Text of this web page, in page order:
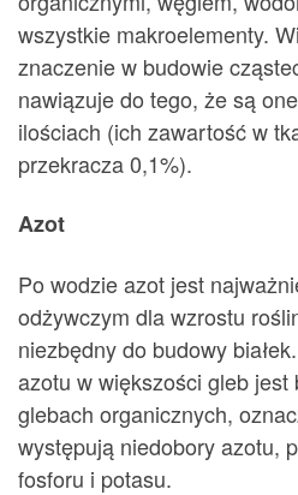
wszystkie makroelementy.
znaczenie w budowie
nawiązuje do tego, że są
ilościach (ich zawartość w
przekracza 0,1%).
Azot
Po wodzie azot jest
odżywczym dla wzrostu
niezbędny do budowy
azotu w większości gleb
glebach organicznych,
występują niedobory azotu,
fosforu i potasu.